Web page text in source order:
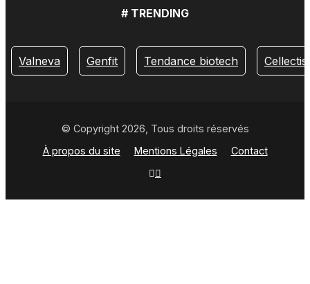
# TRENDING
Valneva Genfit Tendance biotech Cellectis
© Copyright 2026, Tous droits réservés
À propos du site
Mentions Légales Contact